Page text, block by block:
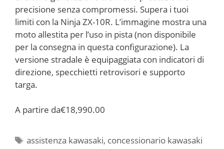
precisione senza compromessi. Supera i tuoi
limiti con la Ninja ZX-10R. L’immagine mostra una
moto allestita per l’uso in pista (non disponibile
per la consegna in questa configurazione). La
versione stradale è equipaggiata con indicatori di
direzione, specchietti retrovisori e supporto
targa.
A partire da€18,990.00
Tag
assistenza kawasaki, concessionario kawasaki